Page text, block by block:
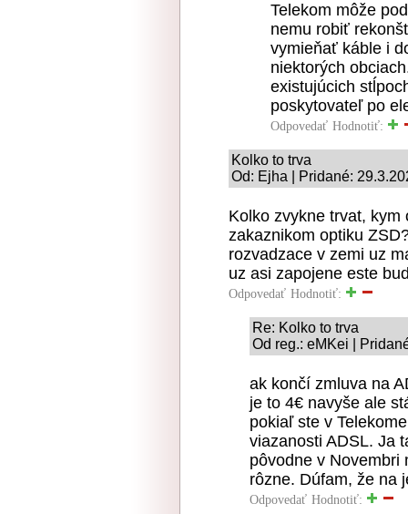
Telekom môže
nemu robiť
vymieňať káble i
niektorých
existujúcich
poskytovateľ po
Odpovedať Hodnotiť:
Kolko to trva
Od: Ejha | Pridané:
Kolko zvykne trvat,
zakaznikom optiku
rozvadzace v zemi uz
uz asi zapojene este
Odpovedať Hodnotiť:
Re: Kolko to trva
Od reg.: eMKei |
ak končí zmluva na
je to 4€ navyše ale
pokiaľ ste v
viazanosti ADSL. Ja
pôvodne v Novembri
rôzne. Dúfam, že na
Odpovedať Hodnotiť: